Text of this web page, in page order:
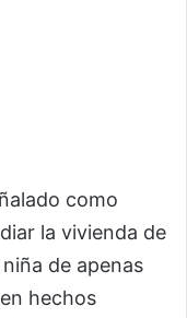
como
la vivienda de
de apenas
hechos